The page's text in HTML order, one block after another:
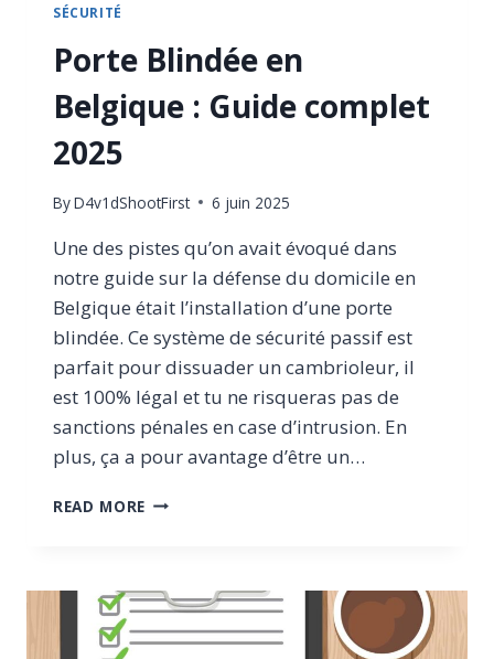
SÉCURITÉ
Porte Blindée en
Belgique : Guide complet
2025
ByD4v1dShootFirst 6 juin 2025
Une des pistes qu’on avait évoqué dans
notre guide sur la défense du domicile en
Belgique était l’installation d’une porte
blindée. Ce système de sécurité passif est
parfait pour dissuader un cambrioleur, il
est 100% légal et tu ne risqueras pas de
sanctions pénales en case d’intrusion. En
plus, ça a pour avantage d’être un…
READ MORE PORTE
:
GUIDE
COMPLET